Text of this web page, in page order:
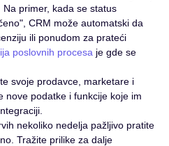
primer, kada se status
CRM može automatski da
ili ponudom za prateći
poslovnih procesa je gde se
svoje prodavce, marketare i
nove podatke i funkcije koje im
nekoliko nedelja pažljivo pratite
Tražite prilike za dalje